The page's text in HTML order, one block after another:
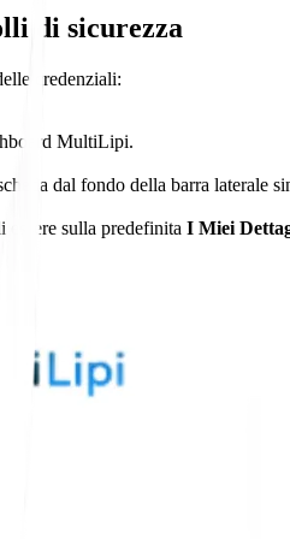
di sicurezza
credenziali:
MultiLipi.
dal fondo della barra laterale
essere sulla predefinita I Miei